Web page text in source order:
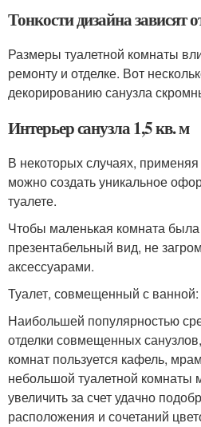
Тонкости дизайна зависят
Размеры туалетной комнаты
ремонту и отделке. Вот
декорированию санузла
Интерьер санузла 1,5 кв. м
В некоторых случаях,
можно создать уникальное
туалете.
Чтобы маленькая комната
презентабельный вид, не
аксессуарами.
Туалет, совмещенный с
Наибольшей популярностью
отделки совмещенных
комнат пользуется кафель,
небольшой туалетной комнаты
увеличить за счет удачно
расположения и сочетаний